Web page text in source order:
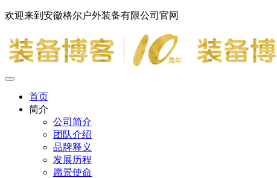
欢迎来到安徽格尔户外装备有限公司官网
首页
简介
公司简介
团队介绍
品牌释义
发展历程
愿景使命